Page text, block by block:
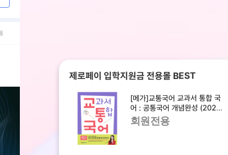
제로페이 입학지원금 전용몰 BEST
[메가]교통국어 교과서 통합 국
어 : 공통국어 개념완성 (2025
년)
회원전용